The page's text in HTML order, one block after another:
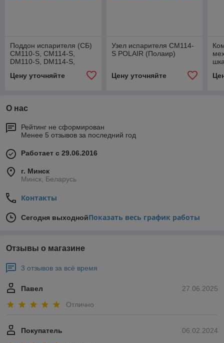
Поддон испарителя (СБ)
CM110-S, CM114-S,
DM110-S, DM114-S,
(Полаир)
Цену уточняйте
Узел испарителя CM114-
S POLAIR (Полаир)
Цену уточняйте
О нас
Рейтинг не сформирован
Менее 5 отзывов за последний год
Работает с 29.06.2016
г. Минск
Минск, Беларусь
Контакты
Сегодня выходнойПоказать весь график работы
Отзывы о магазине
3 отзывов за всё время
27.06.2025
Павел
Отлично
06.02.2024
Покупатель